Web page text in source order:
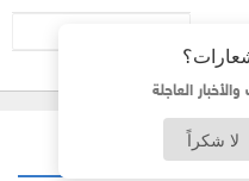
العاجلة
لا شكراً